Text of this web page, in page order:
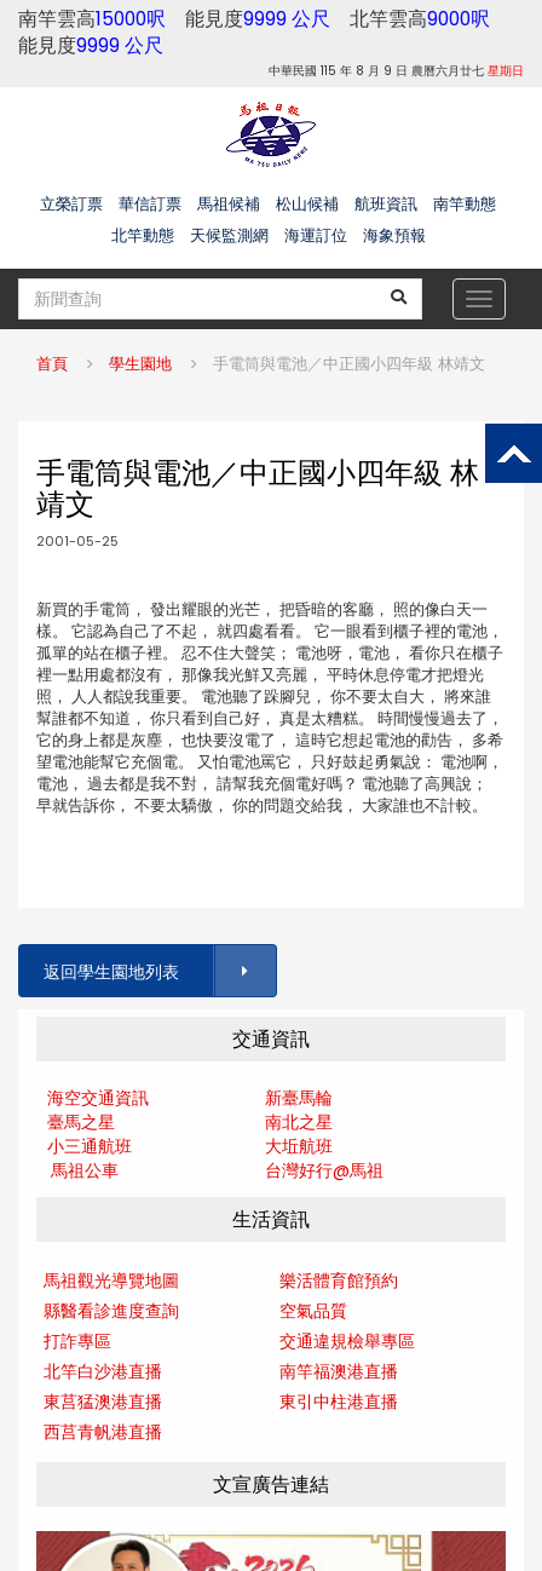
南竿雲高15000呎 能見度9999 公尺 北竿雲高9000呎
能見度9999 公尺
中華民國 115 年 8 月 9 日 農曆六月廿七 星期日
立榮訂票 華信訂票 馬祖候補 松山候補 航班資訊
南竿動態
北竿動態
天候監測網 海運訂位 海象預報
Toggle
首頁 學生園地 手電筒與電池／中正國小四年級 林靖文
手電筒與電池／中正國小四年級 林
靖文
2001-05-25
新買的手電筒， 發出耀眼的光芒， 把昏暗的客廳， 照的像白天一
樣。 它認為自己了不起， 就四處看看。 它一眼看到櫃子裡的電池，
孤單的站在櫃子裡。 忍不住大聲笑； 電池呀，電池， 看你只在櫃子
裡一點用處都沒有， 那像我光鮮又亮麗， 平時休息停電才把燈光
照， 人人都說我重要。 電池聽了跺腳兒， 你不要太自大， 將來誰
幫誰都不知道， 你只看到自己好， 真是太糟糕。 時間慢慢過去了，
它的身上都是灰塵， 也快要沒電了， 這時它想起電池的勸告， 多希
望電池能幫它充個電。 又怕電池罵它， 只好鼓起勇氣說： 電池啊，
電池， 過去都是我不對， 請幫我充個電好嗎？ 電池聽了高興說；
早就告訴你， 不要太驕傲， 你的問題交給我， 大家誰也不計較。
返回學生園地列表
交通資訊
海空交通資訊
新臺馬輪
臺馬之星
南北之星
小三通航班
大坵航班
馬祖公車
台灣好行@馬祖
生活資訊
馬祖觀光導覽地圖
樂活體育館預約
縣醫看診進度查詢
空氣品質
打詐專區
交通違規檢舉專區
北竿白沙港直播
南竿福澳港直播
東莒猛澳港直播
東引中柱港直播
西莒青帆港直播
文宣廣告連結